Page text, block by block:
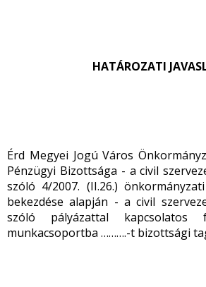
HATÁROZATI
Érd Megyei Jogú Város
Pénzügyi Bizottsága - a civil
szóló 4/2007. (II.26.)
bekezdése alapján - a civil
szóló pályázattal kapcsolatos
munkacsoportba ……….-t bizottsági